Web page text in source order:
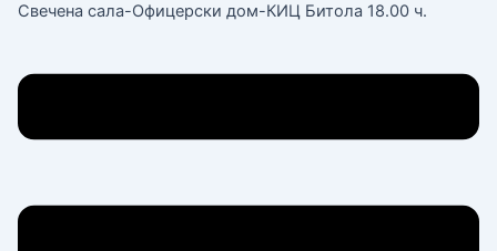
Свечена сала-Офицерски дом-КИЦ Битола 18.00 ч.